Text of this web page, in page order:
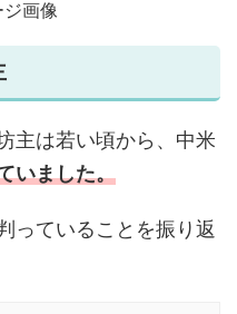
主は若い頃から、中米
いました。
っていることを振り返